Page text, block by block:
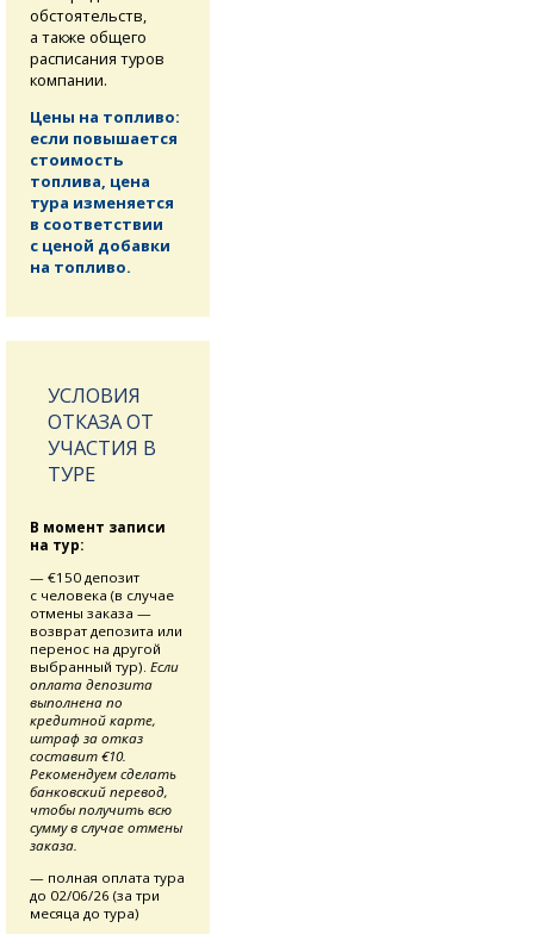
обстоятельств,
а также общего
расписания туров
компании.
Цены на топливо:
если повышается
стоимость
топлива, цена
тура изменяется
в соответствии
с ценой добавки
на топливо.
УСЛОВИЯ
ОТКАЗА ОТ
УЧАСТИЯ В
ТУРЕ
В момент записи
на тур:
— €150 депозит
с человека (в случае
отмены заказа —
возврат депозита или
перенос на другой
выбранный тур). Если
оплата депозита
выполнена по
кредитной карте,
штраф за отказ
составит €10.
Рекомендуем сделать
банковский перевод,
чтобы получить всю
сумму в случае отмены
заказа.
— полная оплата тура
до 02/06/26 (за три
месяца до тура)